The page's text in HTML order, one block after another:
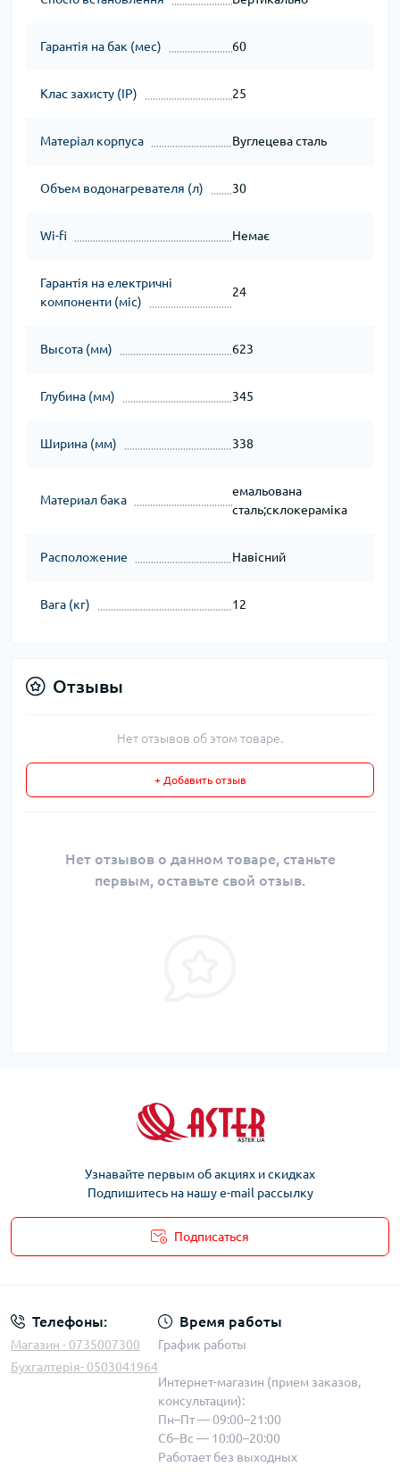
Гарантія на бак (мес) 60
Клас захисту (IP) 25
Матеріал корпуса Вуглецева сталь
Объем водонагревателя (л) 30
Wi-fi Немає
Гарантія на електричні
компоненти (міс)
24
Высота (мм) 623
Глубина (мм) 345
Ширина (мм) 338
Материал бака
емальована
сталь;склокераміка
Расположение Навісний
Вага (кг) 12
Отзывы
Нет отзывов об этом товаре.
+ Добавить отзыв
Нет отзывов о данном товаре, станьте
первым, оставьте свой отзыв.
Узнавайте первым об акциях и скидках
Подпишитесь на нашу e-mail рассылку
Подписаться
Телефоны:
Магазин - 0735007300
Бухгалтерія- 0503041964
Время работы
График работы
Интернет-магазин (прием заказов,
консультации):
Пн–Пт — 09:00–21:00
Сб–Вс — 10:00–20:00
Работает без выходных